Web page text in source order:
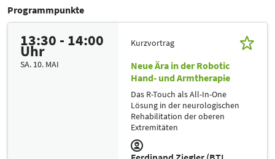
Programmpunkte
13:30 - 14:00
Uhr
SA. 10. MAI
Kurzvortrag
Neue Ära in der Robotic
Hand- und Armtherapie
Das R-Touch als All-In-One
Lösung in der neurologischen
Rehabilitation der oberen
Extremitäten